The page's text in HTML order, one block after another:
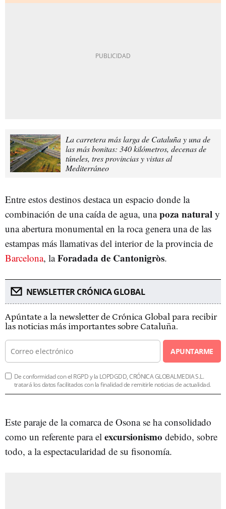
La carretera más larga de Cataluña y una de
las más bonitas: 340 kilómetros, decenas de
túneles, tres provincias y vistas al
Mediterráneo
Entre estos destinos destaca un espacio donde la
combinación de una caída de agua, unapoza natural y
una abertura monumental en la roca genera una de las
estampas más llamativas del interior de la provincia de
Barcelona, laForadada de Cantonigròs.
NEWSLETTER CRÓNICA GLOBAL
Apúntate a la newsletter de Crónica Global para recibir
las noticias más importantes sobre Cataluña.
APUNTARME
De conformidad con el RGPD y la LOPDGDD, CRÓNICA GLOBALMEDIA S.L.
tratará los datos facilitados con la finalidad de remitirle noticias de actualidad.
Este paraje de la comarca de Osona se ha consolidado
como un referente para el excursionismo debido, sobre
todo, a la espectacularidad de su fisonomía.